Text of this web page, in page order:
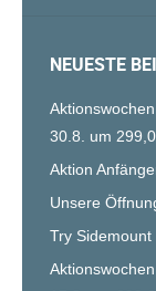
NEUESTE
30.8. um
Aktion
Unsere
Try